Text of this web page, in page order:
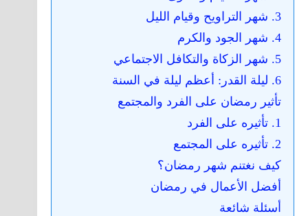
3. شهر التراويح وقيام الليل
4. شهر الجود والكرم
5. شهر الزكاة والتكافل الاجتماعي
6. ليلة القدر: أعظم ليلة في السنة
تأثير رمضان على الفرد والمجتمع
1. تأثيره على الفرد
2. تأثيره على المجتمع
كيف نغتنم شهر رمضان؟
أفضل الأعمال في رمضان
أسئلة شائعة